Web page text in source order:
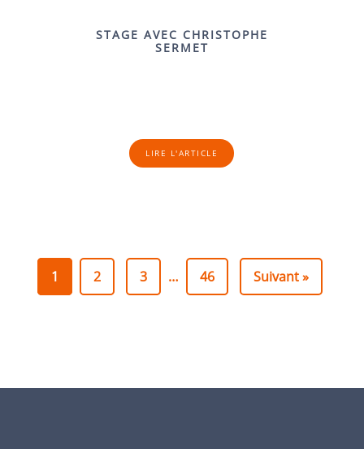
STAGE AVEC CHRISTOPHE
SERMET
LIRE L'ARTICLE
1 2 3 … 46 Suivant »